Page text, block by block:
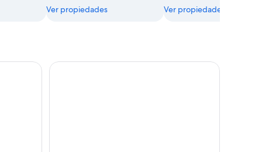
Ver propiedades
Ver propiedades
alquiler de hanbok de Gigibebe
Tour de día completo por la ciudad de Seúl: